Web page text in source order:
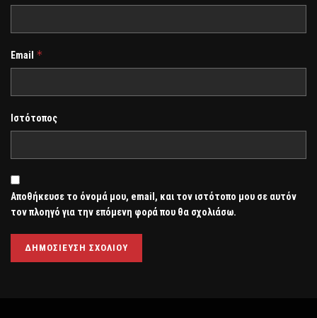
Email *
Ιστότοπος
Αποθήκευσε το όνομά μου, email, και τον ιστότοπο μου σε αυτόν
τον πλοηγό για την επόμενη φορά που θα σχολιάσω.